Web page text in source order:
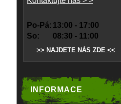
Po-Pá: 13:00 - 17:00
So:
08:30 - 11:00
>> NAJDETE NÁS ZDE <<
INFORMACE